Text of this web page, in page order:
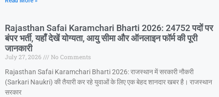
c
e
b
o
o
k
o
d
o
n
l
e
Rajasthan Safai Karamchari Bharti 2026: 24752 पदों पर
बंपर भर्ती, यहाँ देखें योग्यता, आयु सीमा और ऑनलाइन फॉर्म की पूरी
जानकारी
July 27, 2026
No Comments
Rajasthan Safai Karamchari Bharti 2026: राजस्थान में सरकारी नौकरी
(Sarkari Naukri) की तैयारी कर रहे युवाओं के लिए एक बेहद शानदार खबर है। राजस्थान
सरकार